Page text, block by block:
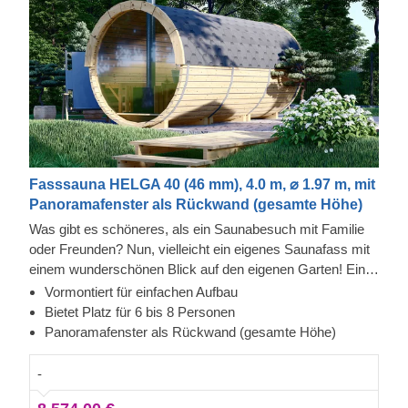
Fasssauna HELGA 40 (46 mm), 4.0 m, ⌀ 1.97 m, mit
Panoramafenster als Rückwand (gesamte Höhe)
Was gibt es schöneres, als ein Saunabesuch mit Familie
oder Freunden? Nun, vielleicht ein eigenes Saunafass mit
einem wunderschönen Blick auf den eigenen Garten! Ein
Panoramafenster als komplette Rückwand des
Saunafasses verspricht die maximale Nutzung von
Tageslicht im Inneren sowie einen perfekten Blick auf Ihren
Personen, ein vorraum und eine Terrasse für entspannte
Vormontiert für einfachen Aufbau
Bietet Platz für 6 bis 8 Personen
Panoramafenster als Rückwand (gesamte Höhe)
-